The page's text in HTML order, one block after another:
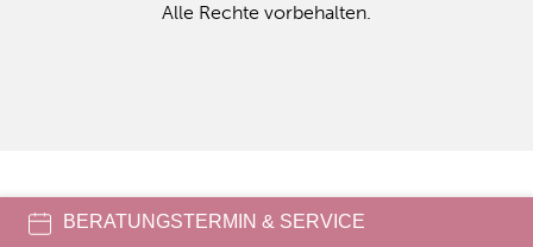
Alle Rech­te vor­be­hal­ten.
BERATUNGSTERMIN & SERVICE